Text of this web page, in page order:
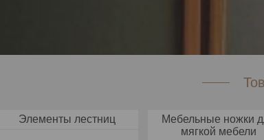
Элементы лестниц
Мебельные ножки
мягкой мебели